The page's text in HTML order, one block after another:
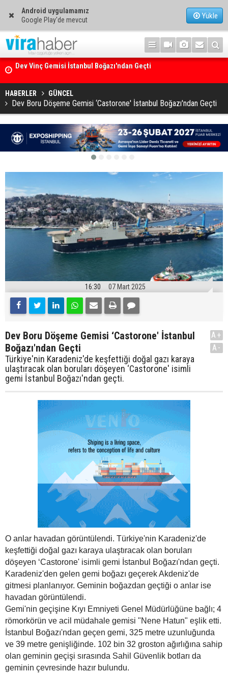
Android uygulamamız
Google Play'de mevcut
Yükle
Ege Denizi’nin En Büyük Mercan Ormanı
HABERLER GÜNCEL
Dev Boru Döşeme Gemisi ‘Castorone' İstanbul Boğazı'ndan Geçti
16:30 07 Mart 2025
Dev Boru Döşeme Gemisi ‘Castorone' İstanbul
Boğazı'ndan Geçti
Türkiye'nin Karadeniz'de keşfettiği doğal gazı karaya
ulaştıracak olan boruları döşeyen ‘Castorone' isimli
gemi İstanbul Boğazı'ndan geçti.
A+
A-
O anlar havadan görüntülendi. Türkiye'nin Karadeniz'de
keşfettiği doğal gazı karaya ulaştıracak olan boruları
döşeyen ‘Castorone' isimli gemi İstanbul Boğazı'ndan geçti.
Karadeniz'den gelen gemi boğazı geçerek Akdeniz'de
gitmesi planlanıyor. Geminin boğazdan geçtiği o anlar ise
havadan görüntülendi.
Gemi'nin geçişine Kıyı Emniyeti Genel Müdürlüğüne bağlı; 4
römorkörün ve acil müdahale gemisi "Nene Hatun" eşlik etti.
İstanbul Boğazı'ndan geçen gemi, 325 metre uzunluğunda
ve 39 metre genişliğinde. 102 bin 32 groston ağırlığına sahip
olan geminin geçişi sırasında Sahil Güvenlik botları da
geminin çevresinde hazır bulundu.